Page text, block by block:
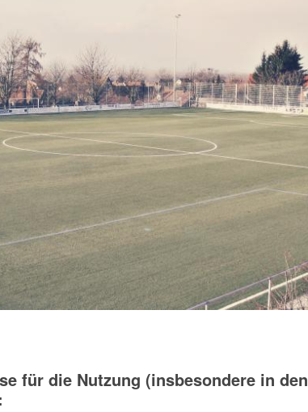
für die Nutzung (insbesondere in den